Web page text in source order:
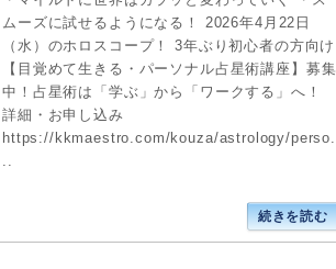
ムーズに試せるようになる！ 2026年4月22日
（水）のホロスコープ！ 3年ぶり初心者の方向け
【目覚めて生きる・パーソナル占星術講座】募集
中！占星術は「学ぶ」から「ワークする」へ！
詳細・お申し込み
https://kkmaestro.com/kouza/astrology/perso.
続きを読む